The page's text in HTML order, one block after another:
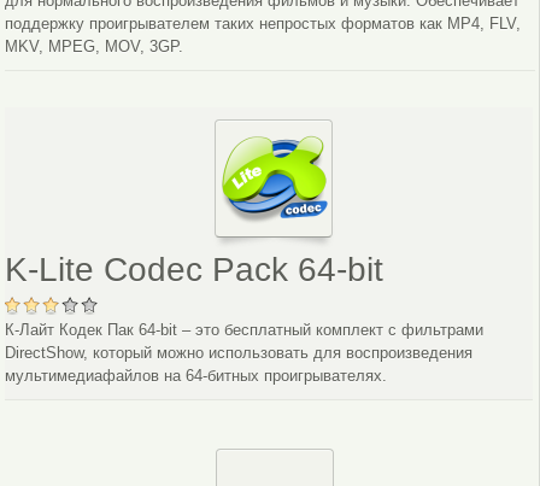
поддержку проигрывателем таких непростых форматов как MP4, FLV,
MKV, MPEG, MOV, 3GP.
K-Lite Codec Pack 64-bit
К-Лайт Кодек Пак 64-bit – это бесплатный комплект с фильтрами
DirectShow, который можно использовать для воспроизведения
мультимедиафайлов на 64-битных проигрывателях.